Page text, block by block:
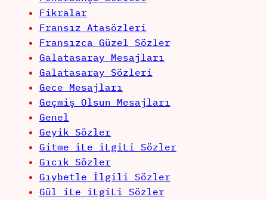
Fikralar
Fransız Atasözleri
Fransızca Güzel Sözler
Galatasaray Mesajları
Galatasaray Sözleri
Gece Mesajları
Geçmiş Olsun Mesajları
Genel
Geyik Sözler
Gitme iLe iLgiLi Sözler
Gıcık Sözler
Gıybetle İlgili Sözler
Gül iLe iLgiLi Sözler